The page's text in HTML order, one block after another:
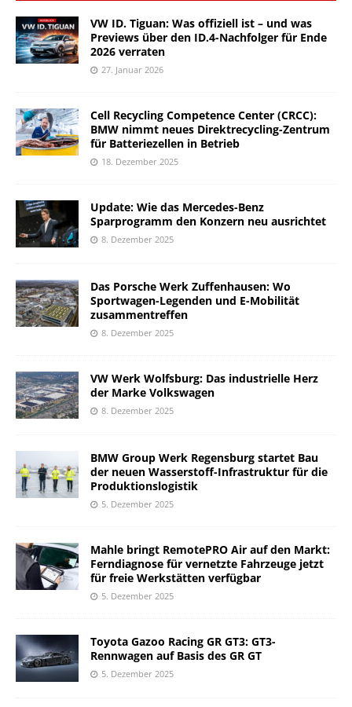
VW ID. Tiguan: Was offiziell ist – und was
Previews über den ID.4-Nachfolger für Ende
2026 verraten
27. Januar 2026
Cell Recycling Competence Center (CRCC):
BMW nimmt neues Direktrecycling-Zentrum
für Batteriezellen in Betrieb
18. Dezember 2025
Update: Wie das Mercedes-Benz
Sparprogramm den Konzern neu ausrichtet
8. Dezember 2025
Das Porsche Werk Zuffenhausen: Wo
Sportwagen-Legenden und E-Mobilität
zusammentreffen
8. Dezember 2025
VW Werk Wolfsburg: Das industrielle Herz
der Marke Volkswagen
8. Dezember 2025
BMW Group Werk Regensburg startet Bau
der neuen Wasserstoff-Infrastruktur für die
Produktionslogistik
5. Dezember 2025
Mahle bringt RemotePRO Air auf den Markt:
Ferndiagnose für vernetzte Fahrzeuge jetzt
für freie Werkstätten verfügbar
5. Dezember 2025
Toyota Gazoo Racing GR GT3: GT3-
Rennwagen auf Basis des GR GT
5. Dezember 2025